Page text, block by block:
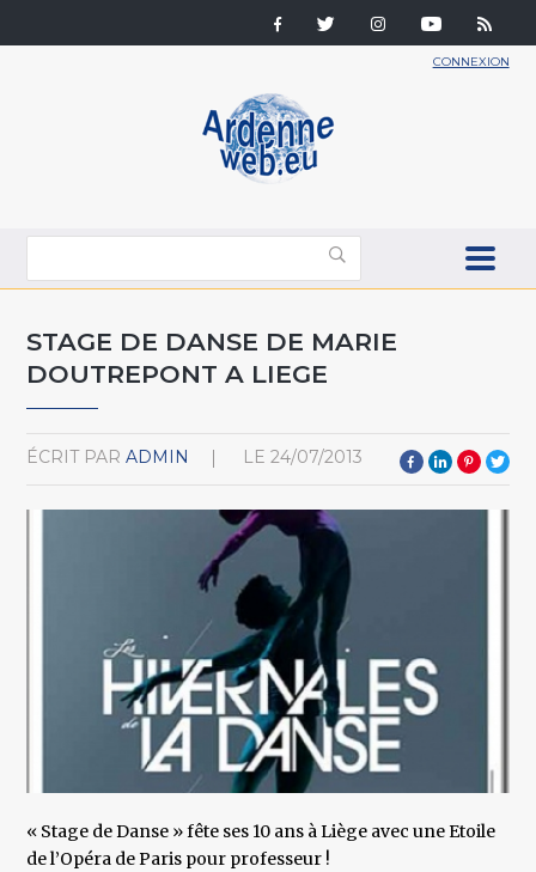
CONNEXION
STAGE DE DANSE DE MARIE
DOUTREPONT A LIEGE
ÉCRIT PAR ADMIN LE 24/07/2013
« Stage de Danse » fête ses 10 ans à Liège avec une Etoile
de l’Opéra de Paris pour professeur !